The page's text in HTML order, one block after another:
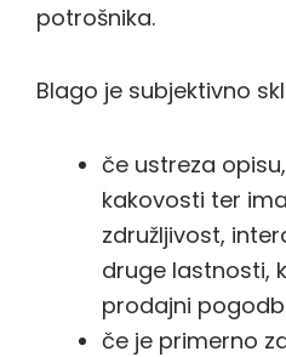
potrošnika.
Blago je subjektivno
če ustreza
kakovosti ter
združljivost,
druge lastnosti,
prodajni
če je primerno